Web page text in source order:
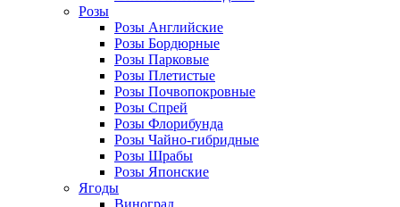
Розы
Розы Английские
Розы Бордюрные
Розы Парковые
Розы Плетистые
Розы Почвопокровные
Розы Спрей
Розы Флорибунда
Розы Чайно-гибридные
Розы Шрабы
Розы Японские
Ягоды
Виноград